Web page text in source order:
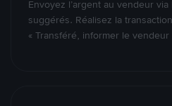
Envoyez l’argent au vendeur
suggérés. Réalisez la
« Transféré, informer le vendeur